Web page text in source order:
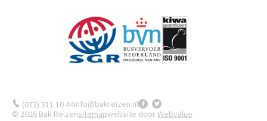
(072) 511 10 44info@bakreizen.nl
© 2026 Bak Reizensitemapwebsite doorWebvalue